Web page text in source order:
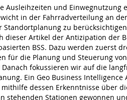
Ausleihzeiten und Einwegnutzung
in der Fahrradverteilung an
Standortplanung zu
dieser Artikel der Antizipation der
BSS. Dazu werden zuerst
für die Planung und Steuerung von
fokussieren wir auf die
Ein Geo Business Intelligence
dessen Erkenntnisse über
stehenden Stationen gewonnen